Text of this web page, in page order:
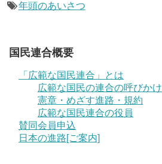
年頭のあいさつ
国民連合概要
「広範な国民連合」とは
広範な国民の連合の呼びかけ
憲章・めざす進路・規約
広範な国民連合の役員
賛同会員申込
日本の進路[ご案内]